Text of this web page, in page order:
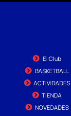
El Club
BASKETBALL
ACTIVIDADES
TIENDA
NOVEDADES